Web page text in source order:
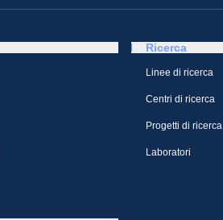
Ricerca
Linee di ricerca
Centri di ricerca
Progetti di ricerca
Laboratori